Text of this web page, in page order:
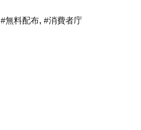
#無料配布, #消費者庁